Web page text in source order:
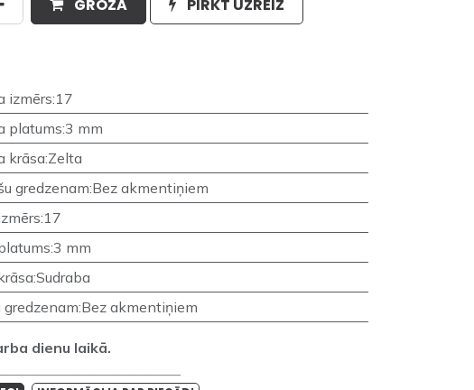
GROZĀ PIRKT UZREIZ
izmērs:17
platums:3 mm
krāsa:Zelta
gredzenam:Bez akmentiņiem
:17
:3 mm
:Sudraba
:Bez akmentiņiem
dienu laikā.